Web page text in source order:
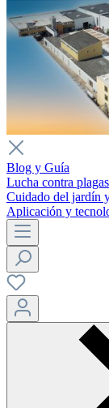
Blog y Guía
Lucha contra
Cuidado del jardín
Aplicación y